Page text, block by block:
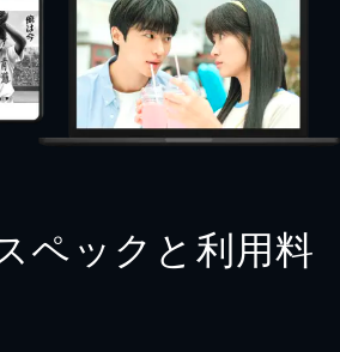
ペックと利用料